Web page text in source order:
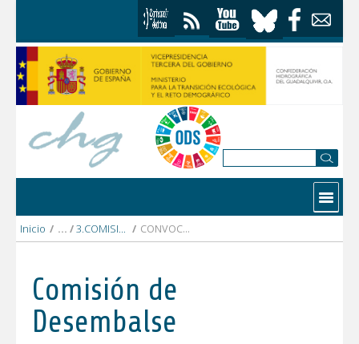
Contactar
Inicio / 3.COMISIÓN DESEMBALSE 25 ABRIL 2017 / CONVOCATORIA PLENO COMISIÓN DESEMBALSE 2017
Comisión de
Desembalse